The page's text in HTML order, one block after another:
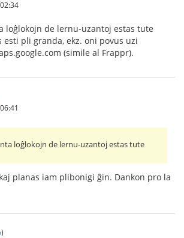
loĝlokojn de lernu-uzantoj estas tute
esti pli granda, ekz. oni povus uzi
(simile al Frappr).
loĝlokojn de lernu-uzantoj estas tute
planas iam plibonigi ĝin. Dankon pro la
)